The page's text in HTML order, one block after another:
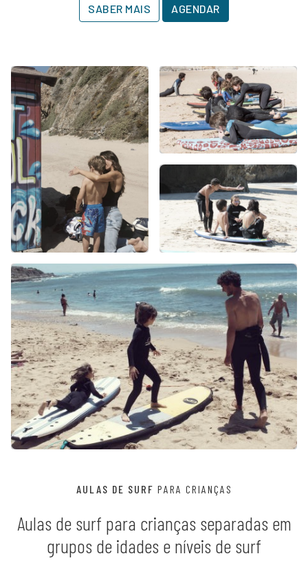
SABER MAIS AGENDAR
AULAS DE SURF PARA CRIANÇAS
Aulas de surf para crianças separadas em
grupos de idades e níveis de surf